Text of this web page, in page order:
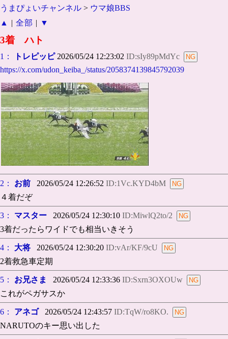
うまぴょいチャンネル > ウマ娘BBS
▲
| 全部 | ▼
3着 ハト
1： トレピッピ2026/05/24 12:23:02 ID:sIy89pMdYc
https://x.com/udon_keiba_/status/2058374139845792039
2： お前 2026/05/24 12:26:52 ID:1Vc.KYD4bM
４着だぞ
3： マスター 2026/05/24 12:30:10 ID:MiwlQ2to/2
3着だったらワイドでも相当いきそう
4： 大将 2026/05/24 12:30:20 ID:vAr/KF/9cU
2着救急車定期
5： お兄さま 2026/05/24 12:33:36 ID:Sxrn3OXOUw
これがペガサスか
6： アネゴ2026/05/24 12:43:57 ID:TqW/ro8KO.
NARUTOのキー思い出した